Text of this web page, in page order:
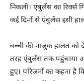
निकली। एंबुलेंस का रिवर्स
कई दिनों से एंबुलेंस इसी
बच्ची की नाजुक हालत को
तरह एंबुलेंस तक पहुंचाया
हुए। परिजनों का कहना है